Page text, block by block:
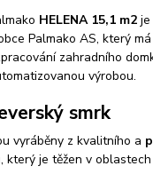
HELENA 15,1 m2
Palmako AS, který
zahradního
výrobou.
smrk
vyráběny z kvalitního a
, který je těžen v